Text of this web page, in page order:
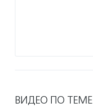
ВИДЕО ПО ТЕМЕ